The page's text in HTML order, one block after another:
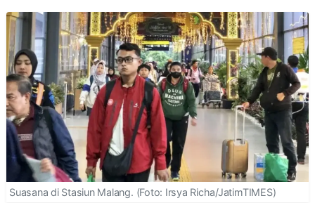
Suasana di Stasiun Malang. (Foto: Irsya Richa/JatimTIMES)